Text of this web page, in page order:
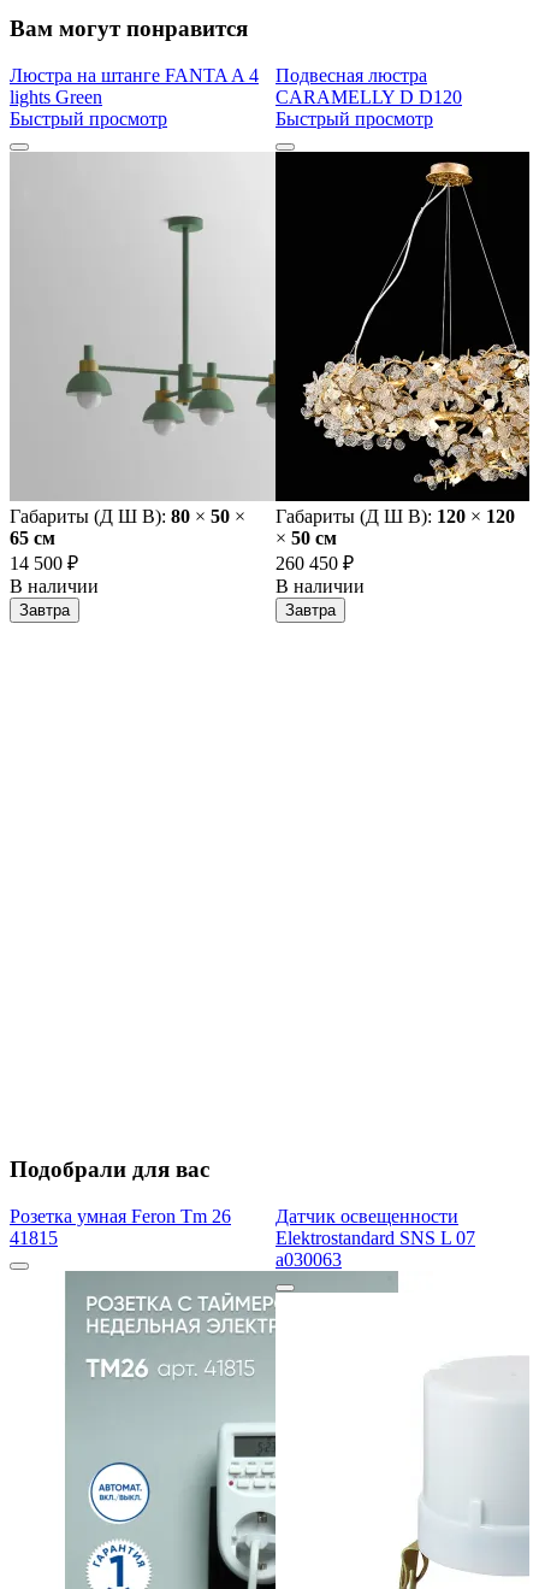
Вам могут понравится
Люстра на штанге FANTA A 4
lights Green
Быстрый просмотр
Габариты (Д Ш В): 80 × 50 ×
65 cм
14 500 ₽
В наличии
Завтра
Подвесная люстра
CARAMELLY D D120
Быстрый просмотр
Габариты (Д Ш В): 120 × 120
× 50 cм
260 450 ₽
В наличии
Завтра
Подобрали для вас
Розетка умная Feron Tm 26
41815
Датчик освещенности
Elektrostandard SNS L 07
a030063